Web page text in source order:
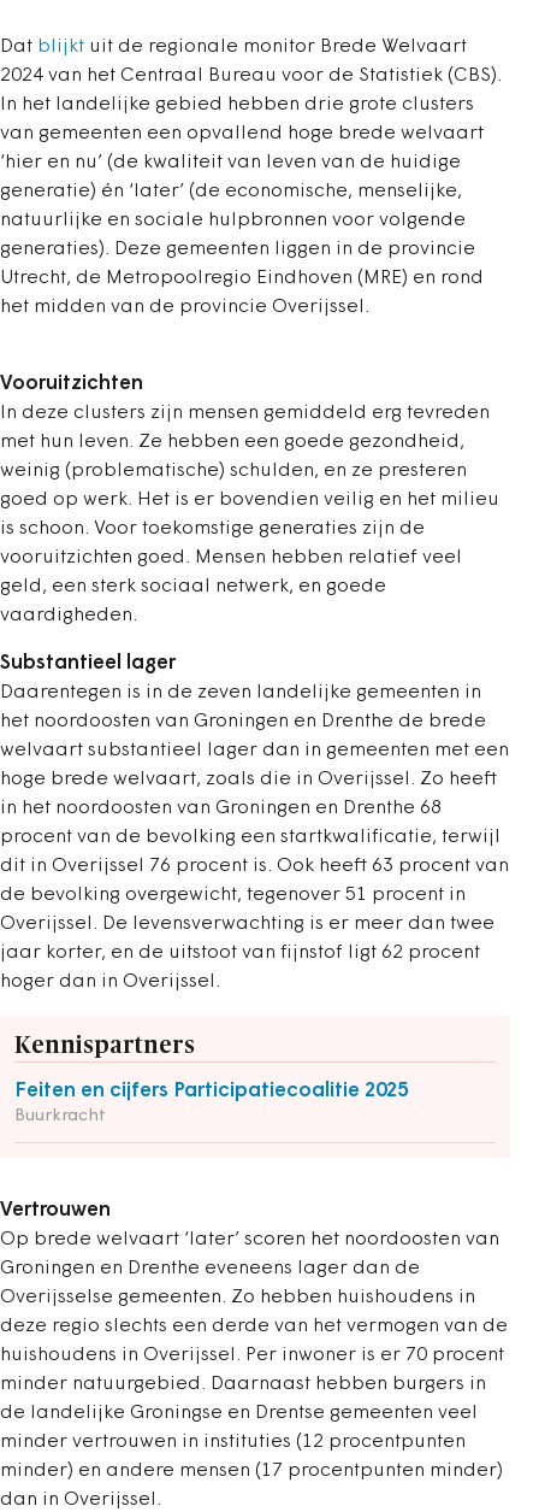
Dat blijkt uit de regionale monitor Brede Welvaart
2024 van het Centraal Bureau voor de Statistiek (CBS).
In het landelijke gebied hebben drie grote clusters
van gemeenten een opvallend hoge brede welvaart
‘hier en nu’ (de kwaliteit van leven van de huidige
generatie) én ‘later’ (de economische, menselijke,
natuurlijke en sociale hulpbronnen voor volgende
generaties). Deze gemeenten liggen in de provincie
Utrecht, de Metropoolregio Eindhoven (MRE) en rond
het midden van de provincie Overijssel.
Vooruitzichten
In deze clusters zijn mensen gemiddeld erg tevreden
met hun leven. Ze hebben een goede gezondheid,
weinig (problematische) schulden, en ze presteren
goed op werk. Het is er bovendien veilig en het milieu
is schoon. Voor toekomstige generaties zijn de
vooruitzichten goed. Mensen hebben relatief veel
geld, een sterk sociaal netwerk, en goede
vaardigheden.
Substantieel lager
Daarentegen is in de zeven landelijke gemeenten in
het noordoosten van Groningen en Drenthe de brede
welvaart substantieel lager dan in gemeenten met een
hoge brede welvaart, zoals die in Overijssel. Zo heeft
in het noordoosten van Groningen en Drenthe 68
procent van de bevolking een startkwalificatie, terwijl
dit in Overijssel 76 procent is. Ook heeft 63 procent van
de bevolking overgewicht, tegenover 51 procent in
Overijssel. De levensverwachting is er meer dan twee
jaar korter, en de uitstoot van fijnstof ligt 62 procent
hoger dan in Overijssel.
Kennispartners
Feiten en cijfers Participatiecoalitie 2025
Buurkracht
Vertrouwen
Op brede welvaart ‘later’ scoren het noordoosten van
Groningen en Drenthe eveneens lager dan de
Overijsselse gemeenten. Zo hebben huishoudens in
deze regio slechts een derde van het vermogen van de
huishoudens in Overijssel. Per inwoner is er 70 procent
minder natuurgebied. Daarnaast hebben burgers in
de landelijke Groningse en Drentse gemeenten veel
minder vertrouwen in instituties (12 procentpunten
minder) en andere mensen (17 procentpunten minder)
dan in Overijssel.